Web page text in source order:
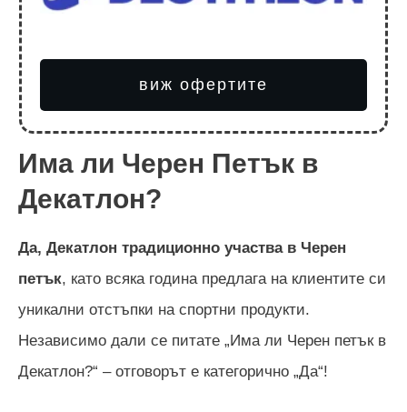
виж офертите
Има ли Черен Петък в
Декатлон?
Да, Декатлон традиционно участва в Черен
петък, като всяка година предлага на клиентите си
уникални отстъпки на спортни продукти.
Независимо дали се питате „Има ли Черен петък в
Декатлон?“ – отговорът е категорично „Да“!